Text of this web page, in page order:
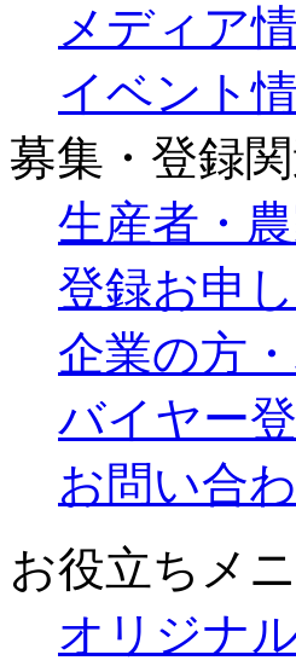
メディア
イベント
募集・登録
生産者・
登録お申
企業の方
バイヤー
お問い合
お役立ちメ
オリジナ